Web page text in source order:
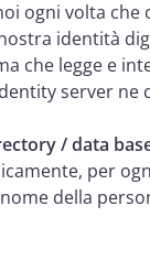
ogni volta che
identità
che legge e
server
/ data
per
della